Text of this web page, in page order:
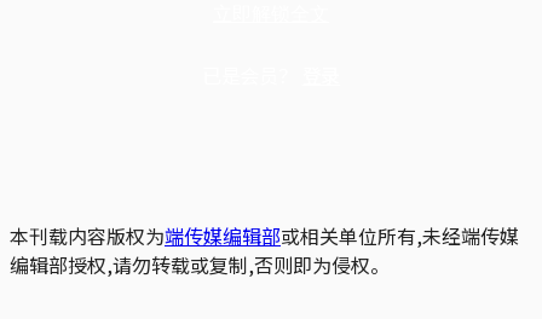
本刊载内容版权为端传媒编辑部或相关单位所有,未经端传媒
编辑部授权,请勿转载或复制,否则即为侵权。